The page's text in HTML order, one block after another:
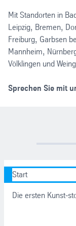
Mit Standorten in
Leipzig, Bremen,
Freiburg, Garbsen
Mannheim,
Völklingen und
Sprechen Sie mit
Start
Die ersten Kunst-